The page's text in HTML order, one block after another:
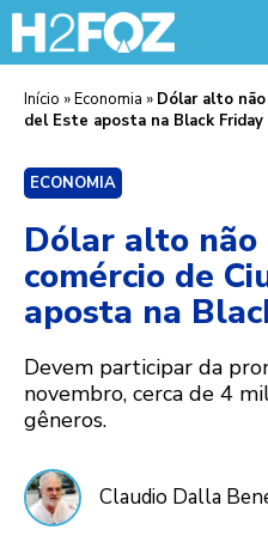
Início »Economia » Dólar alto não
del Este aposta na Black Friday
ECONOMIA
Dólar alto não
comércio de
aposta na
Devem participar da
novembro, cerca de 4
gêneros.
Claudio Dalla